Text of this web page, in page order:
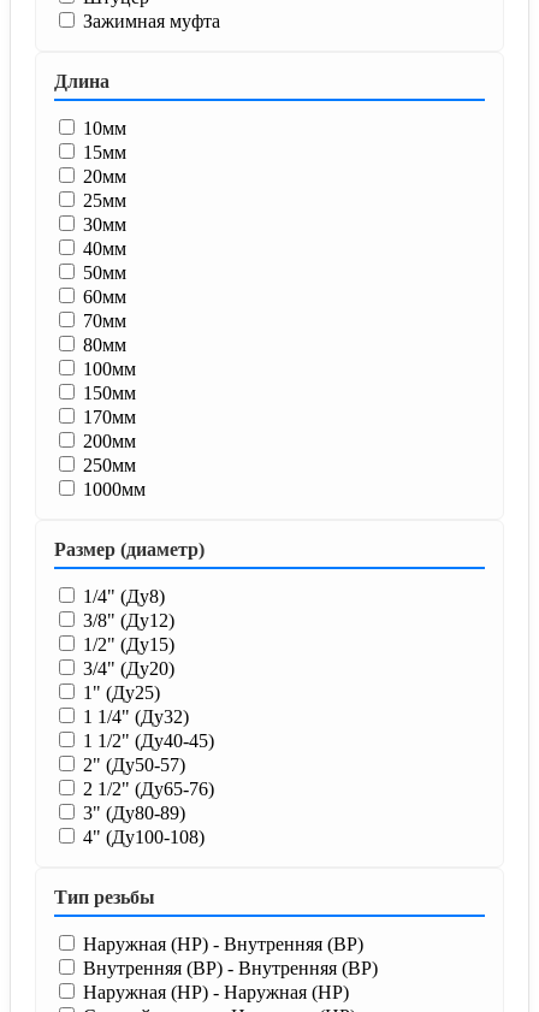
Зажимная муфта
Длина
10мм
15мм
20мм
25мм
30мм
40мм
50мм
60мм
70мм
80мм
100мм
150мм
170мм
200мм
250мм
1000мм
Размер (диаметр)
1/4" (Ду8)
3/8" (Ду12)
1/2" (Ду15)
3/4" (Ду20)
1" (Ду25)
1 1/4" (Ду32)
1 1/2" (Ду40-45)
2" (Ду50-57)
2 1/2" (Ду65-76)
3" (Ду80-89)
4" (Ду100-108)
Тип резьбы
Наружная (НР) - Внутренняя (ВР)
Внутренняя (ВР) - Внутренняя (ВР)
Наружная (НР) - Наружная (НР)